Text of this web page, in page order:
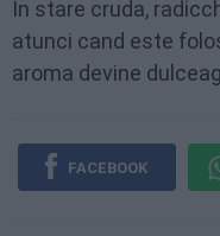
In stare cruda,
atunci cand este
aroma devine
FACEBOOK